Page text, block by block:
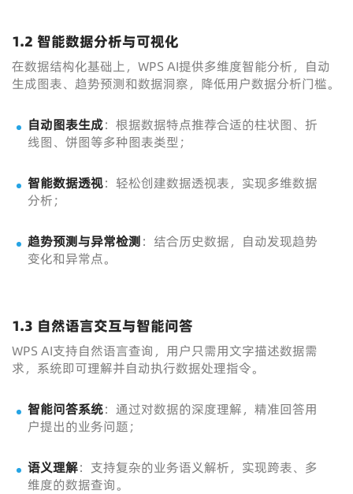
1.2 智能数据分析与可视化
在数据结构化基础上，WPS AI提供多维度智能分析，自动
生成图表、趋势预测和数据洞察，降低用户数据分析门槛。
自动图表生成：根据数据特点推荐合适的柱状图、折
线图、饼图等多种图表类型；
智能数据透视：轻松创建数据透视表，实现多维数据
分析；
趋势预测与异常检测：结合历史数据，自动发现趋势
变化和异常点。
1.3 自然语言交互与智能问答
WPS AI支持自然语言查询，用户只需用文字描述数据需
求，系统即可理解并自动执行数据处理指令。
智能问答系统：通过对数据的深度理解，精准回答用
户提出的业务问题；
语义理解：支持复杂的业务语义解析，实现跨表、多
维度的数据查询。